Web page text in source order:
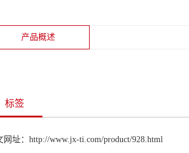
产品概述
标签
网址：http://www.jx-ti.com/product/928.html